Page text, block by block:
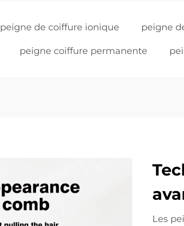
peigne de coiffure ionique peigne
peigne coiffure permanente
Les